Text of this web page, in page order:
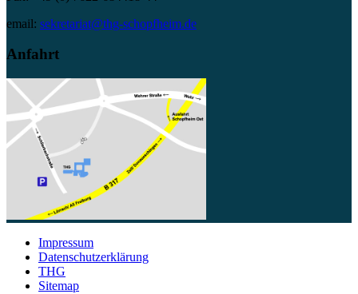
email: sekretariat@thg-schopfheim.de
Anfahrt
Impressum
Datenschutzerklärung
THG
Sitemap